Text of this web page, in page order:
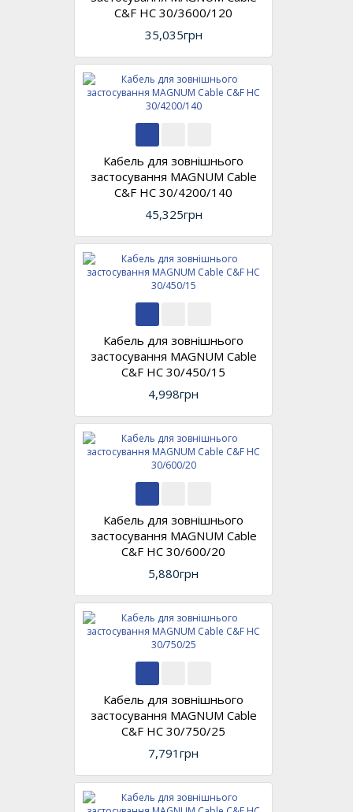
C&F HC 30/3600/120
35,035грн
Кабель для зовнішнього
застосування MAGNUM Cable
C&F HC 30/4200/140
45,325грн
Кабель для зовнішнього
застосування MAGNUM Cable
C&F HC 30/450/15
4,998грн
Кабель для зовнішнього
застосування MAGNUM Cable
C&F HC 30/600/20
5,880грн
Кабель для зовнішнього
застосування MAGNUM Cable
C&F HC 30/750/25
7,791грн